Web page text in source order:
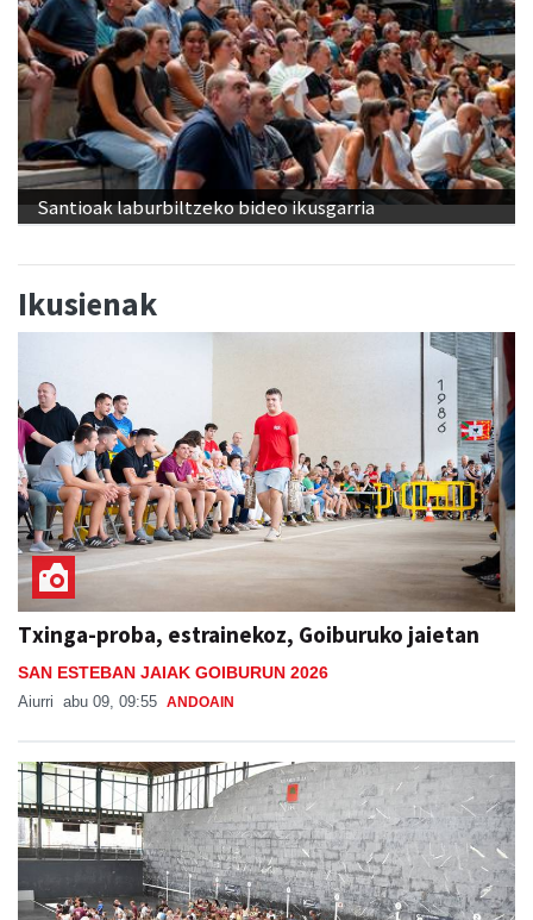
Santioak laburbiltzeko bideo ikusgarria
Ikusienak
Txinga-proba, estrainekoz, Goiburuko jaietan
SAN ESTEBAN JAIAK GOIBURUN 2026
Aiurri abu 09, 09:55 ANDOAIN